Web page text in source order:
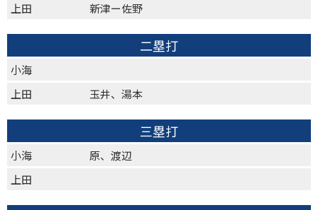
上田
新津ー佐野
二塁打
小海
上田
玉井、湯本
三塁打
小海
原、渡辺
上田